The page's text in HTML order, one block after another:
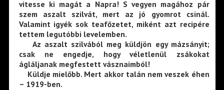
vitesse ki magát a Napra! S vegyen magához pár
szem aszalt szilvát, mert az jó gyomrot csinál.
Valamint igyék sok teafőzetet, miként azt recipére
tettem legutóbbi levelemben.
Az aszalt szilvából meg küldjön egy mázsányit;
csak ne engedje, hogy véletlenül zsákokat
ágláljanak megfestett vásznaimból!
Küldje mielőbb. Mert akkor talán nem veszek éhen
– 1919-ben.